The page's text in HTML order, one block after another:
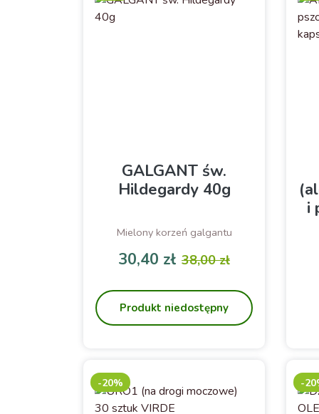
GALGANT św.
Hildegardy 40g
Mielony korzeń galgantu
30,40 zł 38,00 zł
Produkt niedostępny
i
-20% -